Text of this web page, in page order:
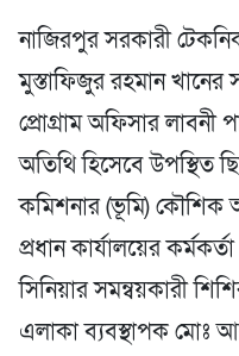
নাজিরপুর সরকারী
মুস্তাফিজুর রহমান
প্রোগ্রাম অফিসার লাবনী
অতিথি হিসেবে উপস্থিত
কমিশনার (ভূমি) কৌশিক
প্রধান কার্যালয়ের
সিনিয়ার সমন্বয়কারী
এলাকা ব্যবস্থাপক মোঃ